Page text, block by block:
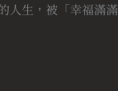
人生，被「幸福滿